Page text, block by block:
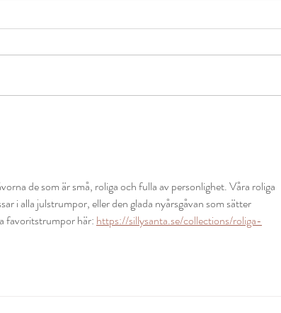
Kvalitetsberättelse 2021
de som är små, roliga och fulla av personlighet. Våra roliga
i alla julstrumpor, eller den glada nyårsgåvan som sätter
favoritstrumpor här: https://sillysanta.se/collections/roliga-